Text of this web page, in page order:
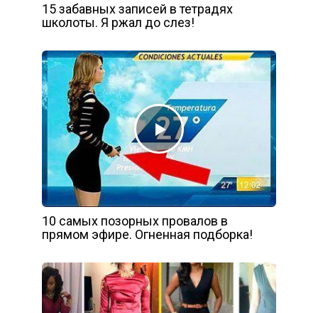
15 забавных записей в тетрадях
школоты. Я ржал до слез!
10 самых позорных провалов в
прямом эфире. Огненная подборка!